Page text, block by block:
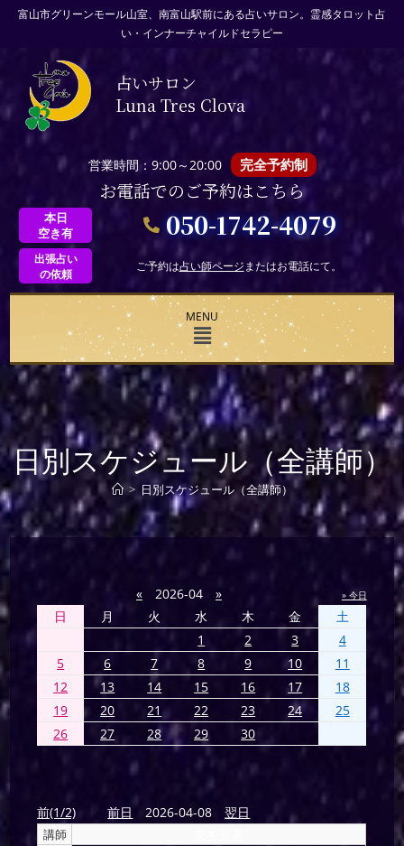
富山市グリーンモール山室、南富山駅前にある占いサロン。霊感タロット占
い・インナーチャイルドセラピー
占いサロン
Luna Tres Clova
営業時間：9:00～20:00 完全予約制
お電話でのご予約はこちら
本日
空き有
050-1742-4079
出張占い
の依頼
ご予約は占い師ページまたはお電話にて。
MENU
日別スケジュール（全講師）
> 日別スケジュール（全講師）
« 2026-04 » » 今日
日 月 火 水 木 金
土
1
2 3
4
5
6 7 8 9 10
11
12
13 14 15 16 17
18
19
20 21 22 23 24
25
26
27 28 29 30
前(1/2) 前日 2026-04-08 翌日
講師